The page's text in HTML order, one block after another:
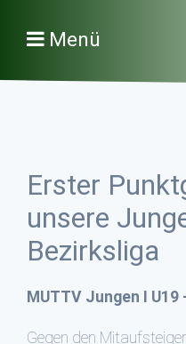
Menü
Erster
unsere
Bezirksliga
MUTTV Jungen I
Gegen den